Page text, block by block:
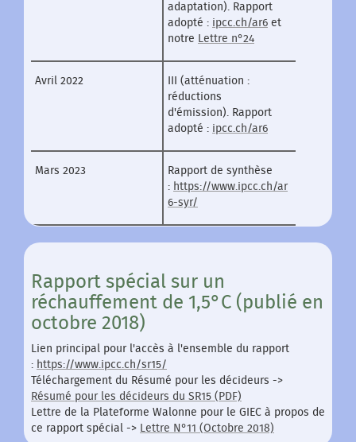
adaptation). Rapport
adopté : ipcc.ch/ar6 et
notre
Lettre n°24
Avril 2022
III (atténuation :
réductions
d'émission). Rapport
adopté : ipcc.ch/ar6
Mars 2023
Rapport de synthèse
: https://www.ipcc.ch/ar
6-syr/
Rapport spécial sur un
réchauffement de 1,5°C (publié en
octobre 2018)
Lien principal pour l'accès à l'ensemble du rapport
: https://www.ipcc.ch/sr15/
Téléchargement du Résumé pour les décideurs ->
Résumé pour les décideurs du SR15 (PDF)
Lettre de la Plateforme Walonne pour le GIEC à propos de
ce rapport spécial ->
Lettre N°11 (Octobre 2018)